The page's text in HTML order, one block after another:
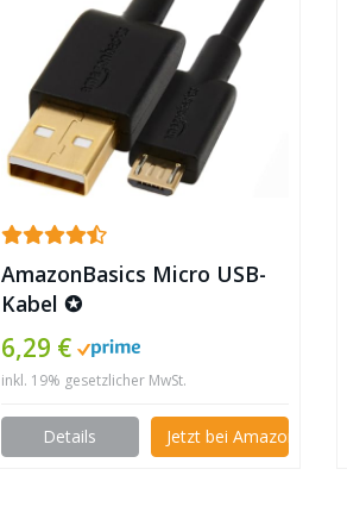
AmazonBasics Micro USB-
Kabel ✪
6,29 €
inkl. 19% gesetzlicher MwSt.
Details Jetzt bei Amazon kaufen